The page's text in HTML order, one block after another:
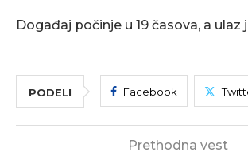
Događaj počinje u 19 časova, a ulaz
PODELI Facebook
Prethodna vest